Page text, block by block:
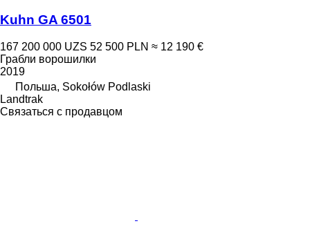
Kuhn GA 6501
167 200 000 UZS 52 500 PLN ≈ 12 190 €
Грабли ворошилки
2019
Польша, Sokołów Podlaski
Landtrak
Связаться с продавцом